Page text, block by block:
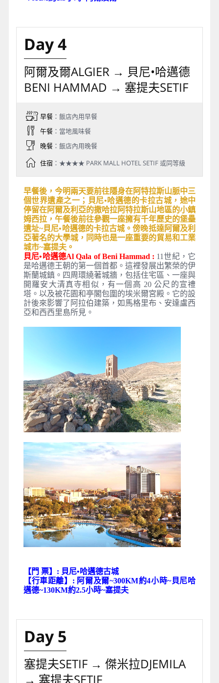
Day 4
阿爾及爾ALGIER → 貝尼•哈邁德
BENI HAMMAD → 塞提夫SETIF
早餐：飯店內用早餐
午餐：當地風味餐
晚餐：飯店內用晚餐
住宿：★★★★ PARK MALL HOTEL SETIF 或同等級
早餐後，今明兩天要前往隱身在阿特拉斯山脈中三
個世界遺產之一；貝尼•哈邁德的卡拉古城，途中
停留在阿爾及利亞的撒哈拉阿特拉斯山地區的小鎮
姆西拉，午餐後前往參觀一座擁有千年歷史的堡壘
遺址~貝尼•哈邁德的卡拉古城。傍晚抵達阿爾及利
亞著名的大學城，同時也是一座重要的貿易和工業
城市~塞提夫。
貝尼•哈邁德Al Qala of Beni Hammad : 11世紀，它
是哈邁德王朝的第一個首都。這裡發展出繁榮的伊
斯蘭城鎮。四周環繞著城牆，包括住宅區、一座與
開羅安大清真寺相似，有一個高 20 公尺的宣禮
塔。以及被花園和亭閣包圍的埃米爾宮殿。它的設
計後來影響了阿拉伯建築，如馬格里布、安達盧西
亞和西西里島所見。
【門 票】: 貝尼•哈邁德古城
【行車距離】: 阿爾及爾~300KM約4小時~貝尼哈
邁德~130KM約2.5小時~塞提夫
Day 5
塞提夫SETIF → 傑米拉DJEMILA
→ 塞提夫SETIF